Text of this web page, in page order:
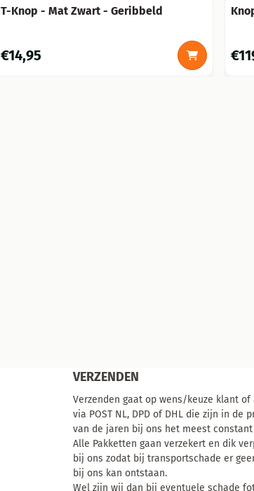
T-Knop - Mat Zwart - Geribbeld
Prijs: 14,95
€14,95 Prijs:
VERZENDEN
Verzenden gaat op wens/keuze klant
via POST NL, DPD of DHL die zijn in de
van de jaren bij ons het meest
Alle Pakketten gaan verzekert en dik
bij ons zodat bij transportschade er
bij ons kan ontstaan.
Wel zijn wij dan bij eventuele schade